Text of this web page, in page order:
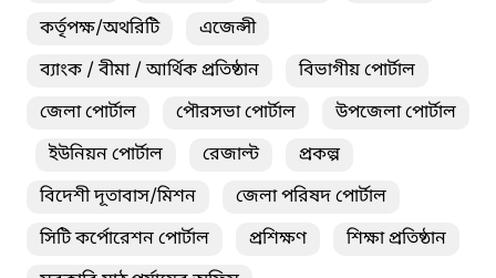
কর্তৃপক্ষ/অথরিটি
এজেন্সী
ব্যাংক / বীমা / আর্থিক প্রতিষ্ঠান
বিভাগীয় পোর্টাল
জেলা পোর্টাল
পৌরসভা পোর্টাল
উপজেলা পোর্টাল
ইউনিয়ন পোর্টাল
রেজাল্ট
প্রকল্প
বিদেশী দূতাবাস/মিশন
জেলা পরিষদ পোর্টাল
সিটি কর্পোরেশন পোর্টাল
প্রশিক্ষণ
শিক্ষা প্রতিষ্ঠান